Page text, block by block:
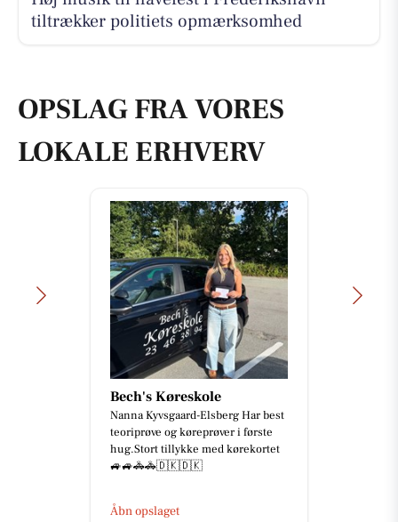
tiltrækker politiets opmærksomhed
OPSLAG FRA VORES
LOKALE ERHVERV
Bech's Køreskole
Nanna Kyvsgaard-Elsberg Har best
teoriprøve og køreprøver i første
hug.Stort tillykke med kørekortet
🚙🚙🚓🚓🇩🇰🇩🇰
Åbn opslaget